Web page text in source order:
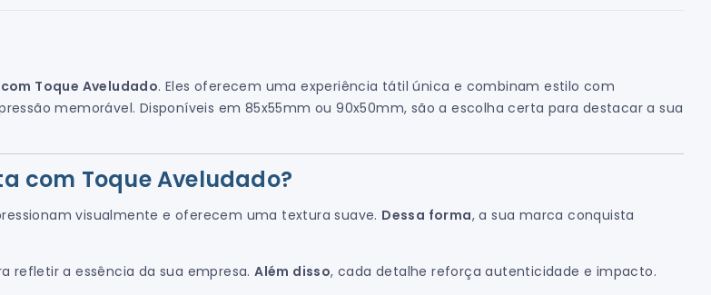
Toque Aveludado. Eles oferecem uma experiência tátil única e combinam estilo com
memorável. Disponíveis em 85x55mm ou 90x50mm, são a escolha certa para destacar a sua
com Toque Aveludado?
visualmente e oferecem uma textura suave. Dessa forma, a sua marca conquista
refletir a essência da sua empresa.Além disso, cada detalhe reforça autenticidade e impacto.